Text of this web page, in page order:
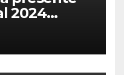
2024